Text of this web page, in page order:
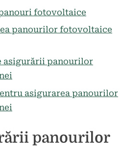
fotovoltaice
panourilor fotovoltaice
asigurării panourilor
asigurarea panourilor
panourilor